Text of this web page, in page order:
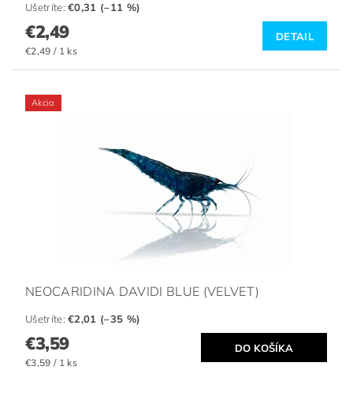
Ušetríte:€0,31 (–11 %)
€2,49
€2,49 / 1 ks
DETAIL
Akcia
NEOCARIDINA DAVIDI BLUE (VELVET)
Ušetríte:€2,01 (–35 %)
€3,59
€3,59 / 1 ks